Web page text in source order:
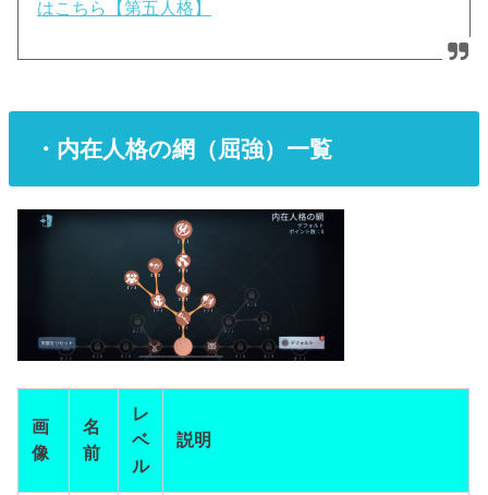
はこちら【第五人格】
・内在人格の網（屈強）一覧
画
像
名
前
レ
ベ
ル
説明